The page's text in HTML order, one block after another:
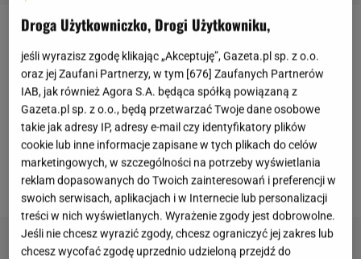
już więcej niż połowa sukcesu. Choć oczywiście
można je zrobić zarówno z drobiu, jak i z
wieprzowinyczy mieszanki wołowo-wieprzowej, to
eksperci kulinarni przekonują, żenajlepsze kotlety
mielone wychodzą z mięsa wieprzowego. A
precyzując, z konkretnego fragmentu tuszy.
Droga Użytkowniczko, Drogi Użytkowniku,
jeśli wyrazisz zgodę klikając „Akceptuję”, Gazeta.pl sp. z o.o.
oraz jej Zaufani Partnerzy, w tym [676] Zaufanych Partnerów
IAB, jak również Agora S.A. będąca spółką powiązaną z
Gazeta.pl sp. z o.o., będą przetwarzać Twoje dane osobowe
takie jak adresy IP, adresy e-mail czy identyfikatory plików
cookie lub inne informacje zapisane w tych plikach do celów
marketingowych, w szczególności na potrzeby wyświetlania
reklam dopasowanych do Twoich zainteresowań i preferencji w
swoich serwisach, aplikacjach i w Internecie lub personalizacji
treści w nich wyświetlanych. Wyrażenie zgody jest dobrowolne.
Jeśli nie chcesz wyrazić zgody, chcesz ograniczyć jej zakres lub
chcesz wycofać zgodę uprzednio udzieloną przejdź do